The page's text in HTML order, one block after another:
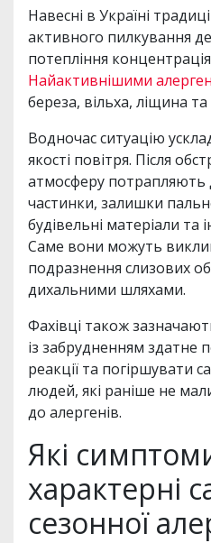
Навесні в Україні
активного пилкування
потепління
Найактивнішими
береза, вільха, ліщина
Водночас ситуацію
якості повітря. Після
атмосферу потрапляють
частинки, залишки
будівельні матеріали та
Саме вони можуть
подразнення слизових
дихальними шляхами.
Фахівці також
із забрудненням здатне
реакції та погіршувати
людей, які раніше не
до алергенів.
Які
характерні
сезонної